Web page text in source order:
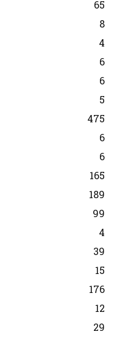
65
8
4
6
6
5
475
6
6
165
189
99
4
39
15
176
12
29